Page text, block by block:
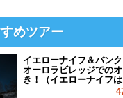
めツアー
イエローナイフ＆バン
オーロラビレッジでの
き！（イエローナイフ